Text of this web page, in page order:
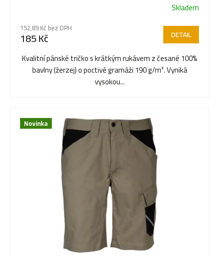
hodnocení
produktu
je
5,0
Skladem
152,89 Kč bez DPH
185 Kč DETAIL
Kvalitní pánské tričko s krátkým rukávem z česané 100%
bavlny (žerzej) o poctivé gramáži 190 g/m². Vyniká
vysokou...
Novinka